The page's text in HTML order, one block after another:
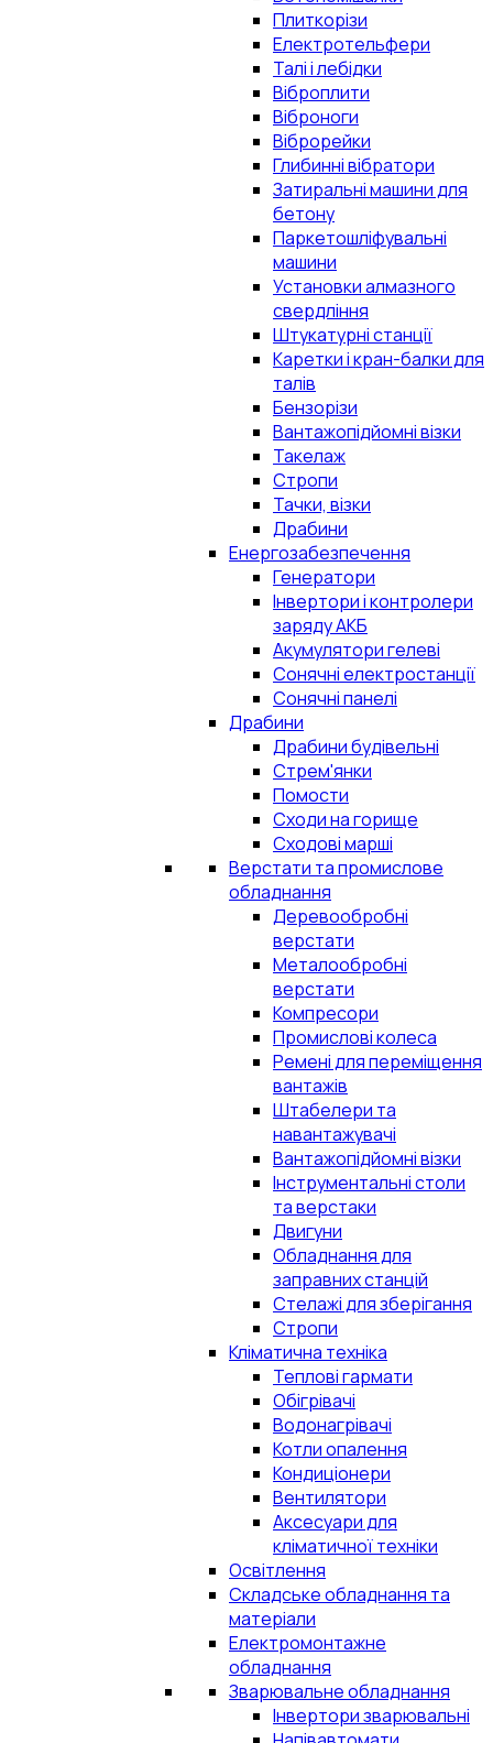
Плиткорізи
Електротельфери
Талі і лебідки
Віброплити
Віброноги
Віброрейки
Глибинні вібратори
Затиральні машини для
бетону
Паркетошліфувальні
машини
Установки алмазного
свердління
Штукатурні станції
Каретки і кран-балки для
талів
Бензорізи
Вантажопідйомні візки
Такелаж
Стропи
Тачки, візки
Драбини
Енергозабезпечення
Генератори
Інвертори і контролери
заряду АКБ
Акумулятори гелеві
Сонячні електростанції
Сонячні панелі
Драбини
Драбини будівельні
Стрем'янки
Помости
Сходи на горище
Сходові марші
Верстати та промислове
обладнання
Деревообробні
верстати
Металообробні
верстати
Компресори
Промислові колеса
Ремені для переміщення
вантажів
Штабелери та
навантажувачі
Вантажопідйомні візки
Інструментальні столи
та верстаки
Двигуни
Обладнання для
заправних станцій
Стелажі для зберігання
Стропи
Кліматична техніка
Теплові гармати
Обігрівачі
Водонагрівачі
Котли опалення
Кондиціонери
Вентилятори
Аксесуари для
кліматичної техніки
Освітлення
Складське обладнання та
матеріали
Електромонтажне
обладнання
Зварювальне обладнання
Інвертори зварювальні